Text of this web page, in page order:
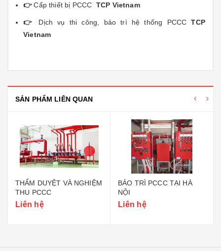
👉Cấp thiết bị PCCC TCP Vietnam
👉 Dịch vụ thi công, bảo trì hệ thống PCCCTCP
Vietnam
SẢN PHẨM LIÊN QUAN
THẨM DUYỆT VÀ NGHIỆM
THU PCCC
Liên hệ
BẢO TRÌ PCCC TẠI HÀ
NỘI
Liên hệ